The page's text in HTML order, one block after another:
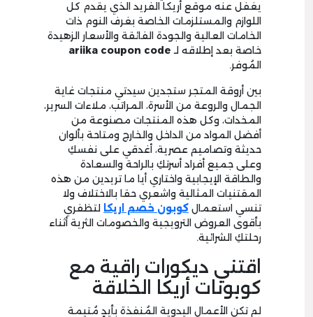
يغفل عنه موقع أريكا الفريد الذي يقدم كل
اللوازم والمستلزمات الخاصة بغرف النوم ذات
الخامات العالية والجودة الفائقة والأسعار الزهيدة
خاصة بعد إطلاقه لـ ariika coupon code
المُوفر.
بين أروقة المتجر ستجدين سيدتي منتجات غاية
الجمال والروعة من الأسرة، المراتب، ملاءات السرير،
المخدات، وكل هذه المنتجات مصنوعة من
أفضل المواد من الداخل والخارج ومتاحة بألوان
حديثة وتصاميم عصرية، أغدقي على نفسكِ
وعلى جميع أفراد أسرتكِ بالراحة والسعادة
والطاقة الإيجابية واختاري أيا ما تريدين من هذه
المقتنيات المثالية واشعري حقا بالاختلاف ولا
تنسي استعمال كوبون خصم اريكا لتظفري
بأقوى العروض الترويجية والخصومات الثرية أثناء
رحلتكِ الشرائية.
اقتني ديكورات راقية مع
كوبونات أريكا الخلاقة
لم تكن الأعمال اليدوية المُنفذة بأيدٍ مُتيمة